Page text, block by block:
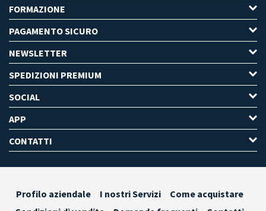
FORMAZIONE
PAGAMENTO SICURO
NEWSLETTER
SPEDIZIONI PREMIUM
SOCIAL
APP
CONTATTI
Profilo aziendale I nostri Servizi
Come acquistare